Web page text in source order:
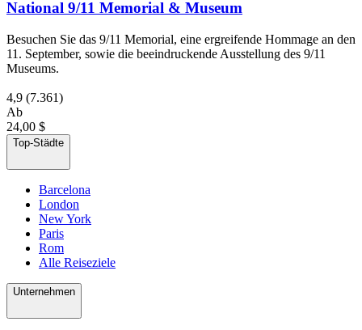
National 9/11 Memorial & Museum
Besuchen Sie das 9/11 Memorial, eine ergreifende Hommage an den
11. September, sowie die beeindruckende Ausstellung des 9/11
Museums.
4,9 (7.361)
Ab
24,00 $
Top-Städte
Barcelona
London
New York
Paris
Rom
Alle Reiseziele
Unternehmen